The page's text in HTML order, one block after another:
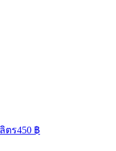
ตร450 ฿